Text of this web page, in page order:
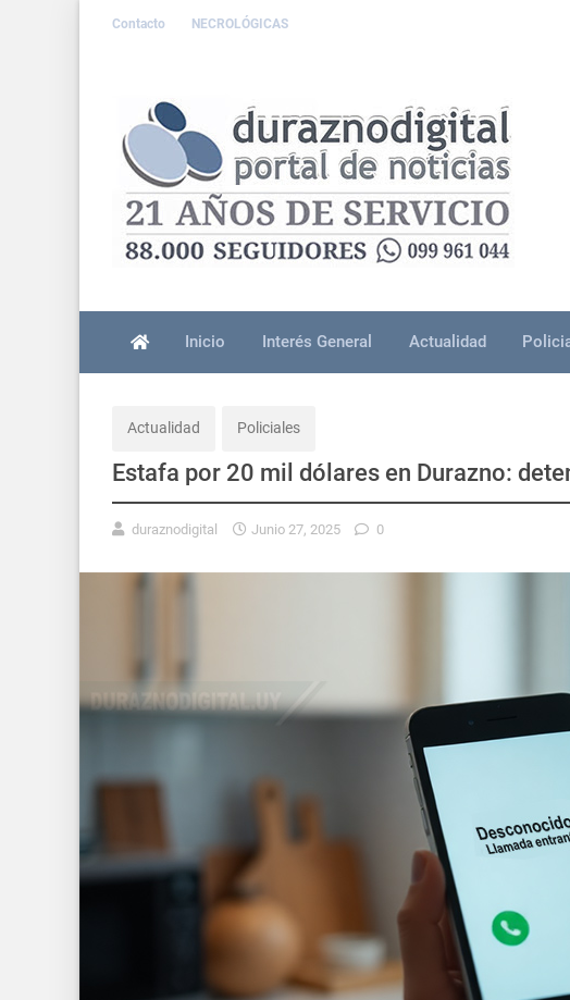
Contacto NECROLÓGICAS
Inicio Interés General Actualidad
Actualidad Policiales
Estafa por 20 mil dólares en Durazno:
duraznodigital Junio 27, 2025 0